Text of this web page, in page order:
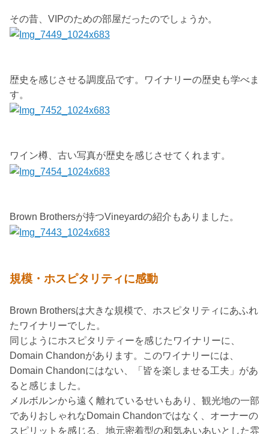
その昔、VIPのための部屋だったのでしょうか。
歴史を感じさせる調度品です。ワイナリーの歴史も学べま
す。
ワイン樽、古い写真が歴史を感じさせてくれます。
Brown Brothersが持つVineyardの紹介もありました。
規模・ホスピタリティに感動
Brown Brothersは大きな規模で、ホスピタリティにあふれ
たワイナリーでした。
同じようにホスピタリティーを感じたワイナリーに、
Domain Chandonがあります。このワイナリーには、
Domain Chandonにはない、「皆を楽しませる工夫」があ
ると感じました。
メルボルンから遠く離れているせいもあり、観光地の一部
でありおしゃれなDomain Chandonではなく、オーナーの
スピリットを感じる、地元密着型の和気あいあいとした雰